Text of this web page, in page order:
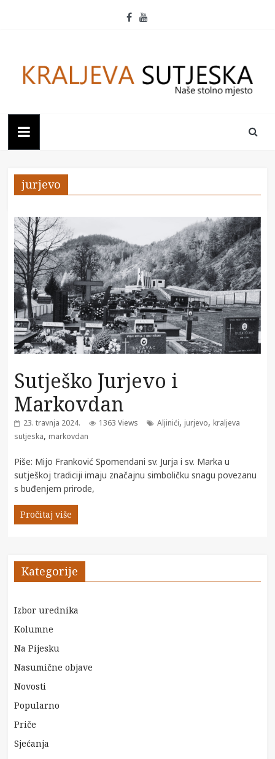
Kraljeva
Sutjeska
stolno
mjesto
jurjevo
Sutješko Jurjevo i
Markovdan
23. travnja 2024. 1363 Views Aljinići, jurjevo, kraljeva
sutjeska, markovdan
Piše: Mijo Franković Spomendani sv. Jurja i sv. Marka u
sutješkoj tradiciji imaju značajnu simboličku snagu povezanu
s buđenjem prirode,
Pročitaj više
Kategorije
Izbor urednika
Kolumne
Na Pijesku
Nasumične objave
Novosti
Popularno
Priče
Sjećanja